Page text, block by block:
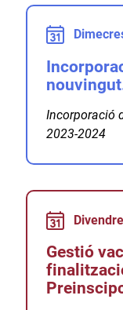
Incorporació
2023-2024
Gestió